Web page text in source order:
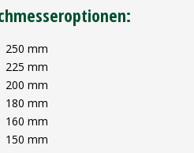
250 mm
225 mm
200 mm
180 mm
160 mm
150 mm